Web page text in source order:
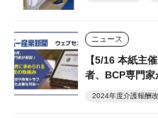
ニュース
【5/16 本紙主
者、BCP専門
直下型／南海
2024年度介護報酬